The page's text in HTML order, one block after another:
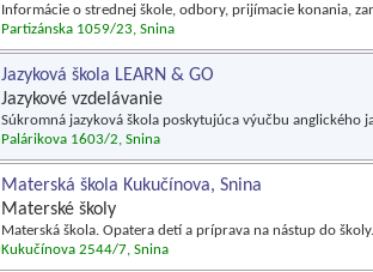
Informácie o strednej škole, odbory, prijímacie konania,
Partizánska 1059/23, Snina
Jazyková škola LEARN & GO
Jazykové vzdelávanie
Súkromná jazyková škola poskytujúca výučbu anglického
Palárikova 1603/2, Snina
Materská škola Kukučínova, Snina
Materské školy
Materská škola. Opatera detí a príprava na nástup do školy.
Kukučínova 2544/7, Snina